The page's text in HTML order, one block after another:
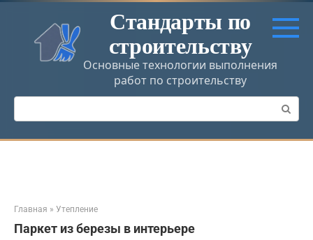
Перейти
контенту
Стандарты по
строительству
Основные технологии выполнения
работ по строительству
Поиск:
Главная » Утепление
Паркет из березы в интерьере